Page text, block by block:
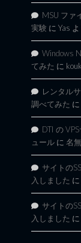
MSU ファ
実験 に Yas よ
Windows
てみた に
レンタル
調べてみた に
DTI の
ュール に 名
サイトの
入しました に
サイトの
入しました に